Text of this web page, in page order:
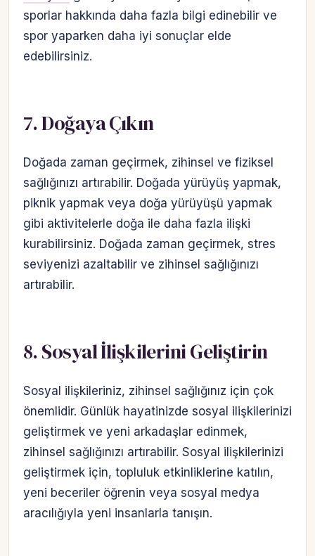
sporlar hakkında daha fazla bilgi edinebilir ve
spor yaparken daha iyi sonuçlar elde
edebilirsiniz.
7. Doğaya Çıkın
Doğada zaman geçirmek, zihinsel ve fiziksel
sağlığınızı artırabilir. Doğada yürüyüş yapmak,
piknik yapmak veya doğa yürüyüşü yapmak
gibi aktivitelerle doğa ile daha fazla ilişki
kurabilirsiniz. Doğada zaman geçirmek, stres
seviyenizi azaltabilir ve zihinsel sağlığınızı
artırabilir.
8. Sosyal İlişkilerini Geliştirin
Sosyal ilişkileriniz, zihinsel sağlığınız için çok
önemlidir. Günlük hayatinizde sosyal ilişkilerinizi
geliştirmek ve yeni arkadaşlar edinmek,
zihinsel sağlığınızı artırabilir. Sosyal ilişkilerinizi
geliştirmek için, topluluk etkinliklerine katılın,
yeni beceriler öğrenin veya sosyal medya
aracılığıyla yeni insanlarla tanışın.